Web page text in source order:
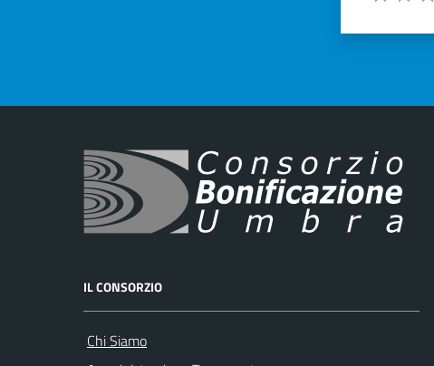
IL CONSORZIO
Chi Siamo